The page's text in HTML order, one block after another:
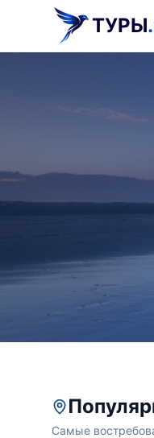
ТУРЫ
Самые